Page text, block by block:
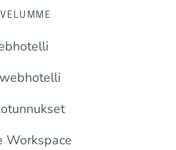
Workspace